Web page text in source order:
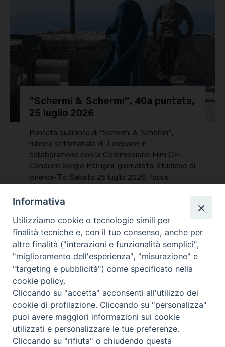
“Schermi & Schermi”, 40a puntata,
25 luglio 2026
Puntata quaranta di “Schermi & Schermi”,
rubrica settimanale di Telepace in
collaborazione con la Commissione Film CEI.
Conduce Sergio Perugini, giornalista, studioso di
cinema-Tv. Sabato 25 luglio 2026, focus
NEWS, PERCORSI TEMATICI
Mercoledì 29 Luglio 2026
Contatti & Info
Informativa
Utilizziamo cookie o tecnologie simili per
finalità tecniche e, con il tuo consenso, anche per
altre finalità ("interazioni e funzionalità semplici",
"miglioramento dell'esperienza", "misurazione" e
"targeting e pubblicità") come specificato nella
cookie policy.
Cliccando su "accetta" acconsenti all'utilizzo dei
cookie di profilazione. Cliccando su "personalizza"
puoi avere maggiori informazioni sui cookie
utilizzati e personalizzare le tue preferenze.
Cliccando su "rifiuta" o chiudendo questa